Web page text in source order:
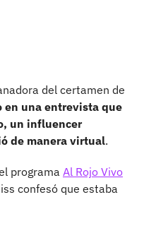
del certamen de
en una entrevista que
un influencer
de manera virtual.
programa Al Rojo Vivo
confesó que estaba